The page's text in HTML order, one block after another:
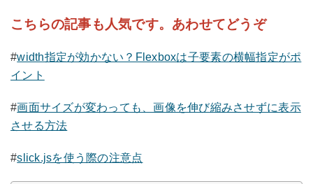
こちらの記事も人気です。あわせてどうぞ
#width指定が効かない？Flexboxは子要素の横幅指定がポ
イント
#画面サイズが変わっても、画像を伸び縮みさせずに表示
させる方法
#slick.jsを使う際の注意点